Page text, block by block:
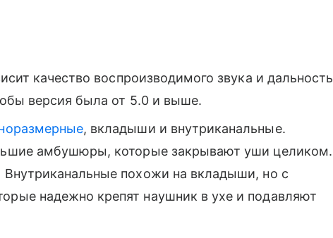
качество воспроизводимого звука и дальность
версия была от 5.0 и выше.
, вкладыши и внутриканальные.
амбушюры, которые закрывают уши целиком.
похожи на вкладыши, но с
надежно крепят наушник в ухе и подавляют